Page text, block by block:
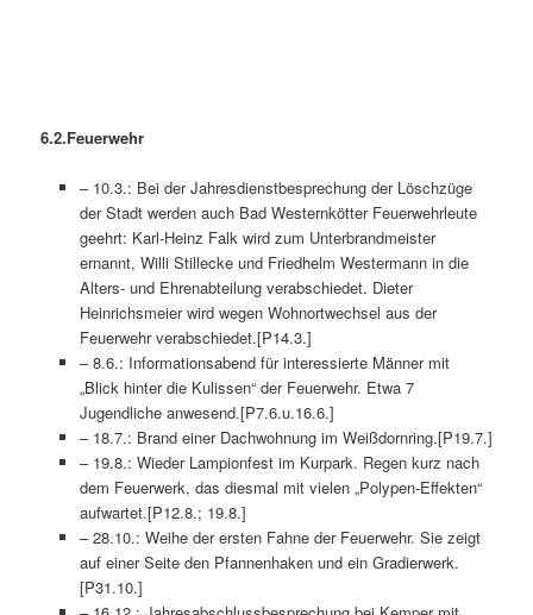
– 10.3.: Bei der Jahresdienstbesprechung der Löschzüge
der Stadt werden auch Bad Westernkötter Feuerwehrleute
geehrt: Karl-Heinz Falk wird zum Unterbrandmeister
ernannt, Willi Stillecke und Friedhelm Westermann in die
Alters- und Ehrenabteilung verabschiedet. Dieter
Heinrichsmeier wird wegen Wohnortwechsel aus der
Feuerwehr verabschiedet.[P14.3.]
– 8.6.: Informationsabend für interessierte Männer mit
„Blick hinter die Kulissen“ der Feuerwehr. Etwa 7
Jugendliche anwesend.[P7.6.u.16.6.]
– 18.7.: Brand einer Dachwohnung im Weißdornring.[P19.7.]
– 19.8.: Wieder Lampionfest im Kurpark. Regen kurz nach
dem Feuerwerk, das diesmal mit vielen „Polypen-Effekten“
aufwartet.[P12.8.; 19.8.]
– 28.10.: Weihe der ersten Fahne der Feuerwehr. Sie zeigt
auf einer Seite den Pfannenhaken und ein Gradierwerk.
[P31.10.]